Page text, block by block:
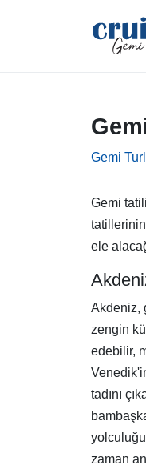
Gemi
Gemi
ele
Akdeniz,
zengin
edebilir,
tadını
zaman